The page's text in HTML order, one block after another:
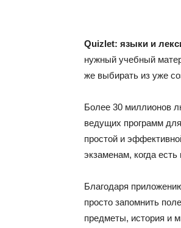
Quizlet: языки и
нужный учебный
же выбирать из уже
Более 30 миллионов
ведущих программ
простой и
экзаменам, когда
Благодаря
просто запомнить
предметы, история и